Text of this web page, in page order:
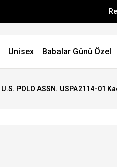
Unisex Babalar Günü Özel
U.S. POLO ASSN. USPA2114-01